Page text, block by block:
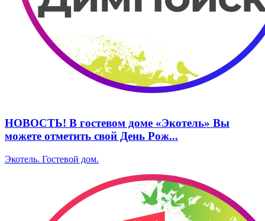
НОВОСТЬ! В гостевом доме «Экотель» Вы
можете отметить свой День Рож...
Экотель. ​Гостевой дом.